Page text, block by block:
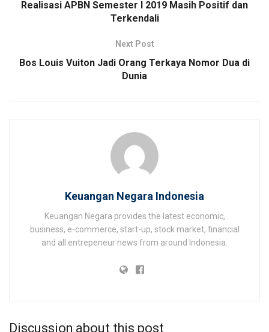
Realisasi APBN Semester I 2019 Masih Positif dan
Terkendali
Next Post
Bos Louis Vuiton Jadi Orang Terkaya Nomor Dua di
Dunia
Keuangan Negara Indonesia
Keuangan Negara provides the latest economic,
business, e-commerce, start-up, stock market, financial
and all entrepeneur news from around Indonesia.
Discussion about this post